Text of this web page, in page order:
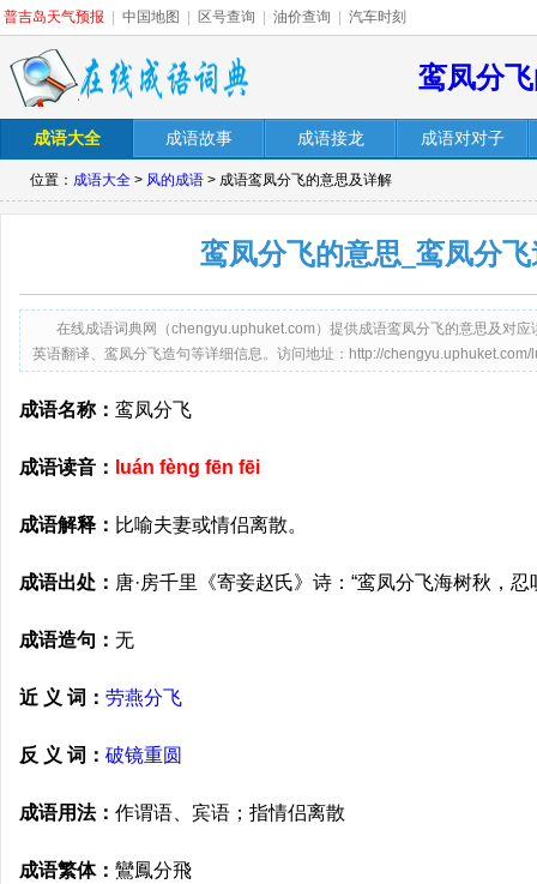
普吉岛天气预报 中国地图 区号查询 油价查询 汽车时刻
鸾凤分
成语大全 成语故事 成语接龙 成语对对子
位置： 成语大全 > 风的成语 > 成语鸾凤分飞的意思及详解
鸾凤分飞的意思_鸾凤分
在线成语词典网（chengyu.uphuket.com）提供成语鸾凤分飞的意思及对
英语翻译、鸾凤分飞造句等详细信息。访问地址：http://
成语名称： 鸾凤分飞
成语读音： luán fèng fēn fēi
成语解释： 比喻夫妻或情侣离散。
成语出处： 唐·房千里《寄妾赵氏》诗：“鸾凤分飞海树秋，忍
成语造句： 无
近 义 词： 劳燕分飞
反 义 词： 破镜重圆
成语用法： 作谓语、宾语；指情侣离散
成语繁体： 鸞鳳分飛